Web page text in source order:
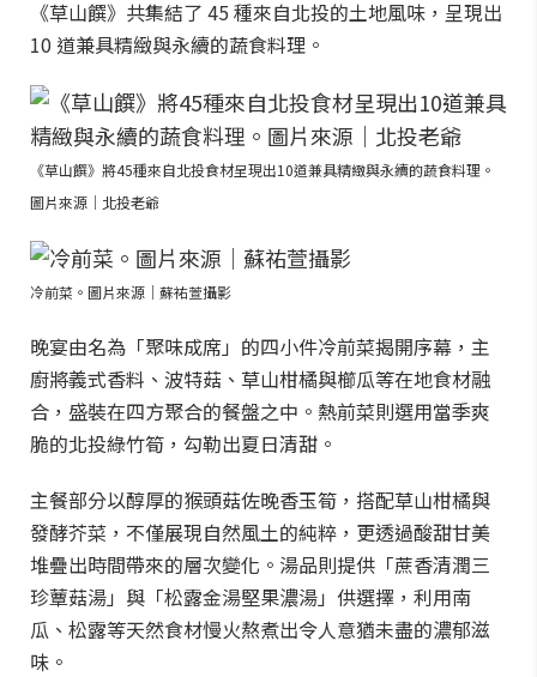
《草山饌》共集結了 45 種來自北投的土地風味，呈現出
10 道兼具精緻與永續的蔬食料理。
《草山饌》將45種來自北投食材呈現出10道兼具精緻與永續的蔬食料理。
圖片來源｜北投老爺
冷前菜。圖片來源｜蘇祐萱攝影
晚宴由名為「聚味成席」的四小件冷前菜揭開序幕，主
廚將義式香料、波特菇、草山柑橘與櫛瓜等在地食材融
合，盛裝在四方聚合的餐盤之中。熱前菜則選用當季爽
脆的北投綠竹筍，勾勒出夏日清甜。
主餐部分以醇厚的猴頭菇佐晚香玉筍，搭配草山柑橘與
發酵芥菜，不僅展現自然風土的純粹，更透過酸甜甘美
堆疊出時間帶來的層次變化。湯品則提供「蔗香清潤三
珍蕈菇湯」與「松露金湯堅果濃湯」供選擇，利用南
瓜、松露等天然食材慢火熬煮出令人意猶未盡的濃郁滋
味。